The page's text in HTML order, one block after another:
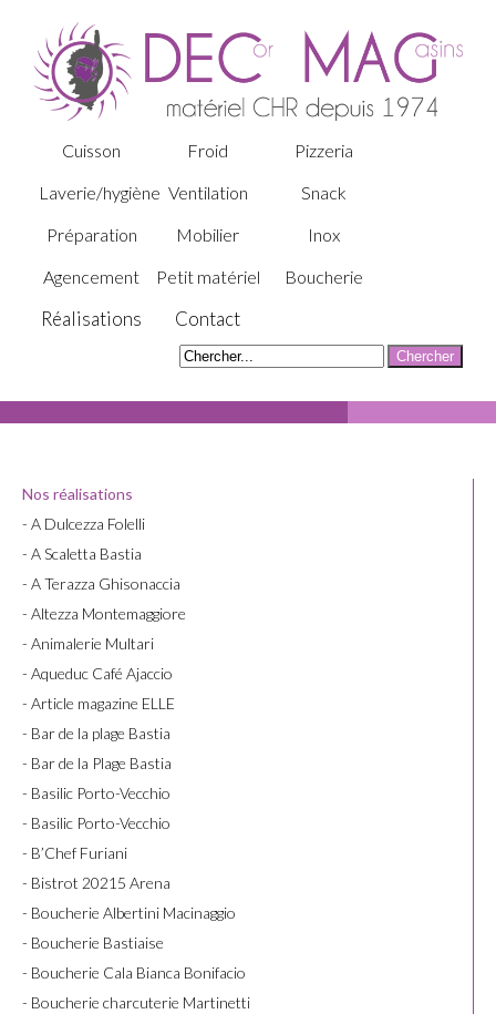
Cuisson Froid
Pizzeria
Laverie/hygiène Ventilation
Snack
Préparation
Mobilier
Inox
Agencement
Petit matériel Boucherie
Réalisations Contact
Nos réalisations
- A Dulcezza Folelli
- A Scaletta Bastia
- A Terazza Ghisonaccia
- Altezza Montemaggiore
- Animalerie Multari
- Aqueduc Café Ajaccio
- Article magazine ELLE
- Bar de la plage Bastia
- Bar de la Plage Bastia
- Basilic Porto-Vecchio
- Basilic Porto-Vecchio
- B’Chef Furiani
- Bistrot 20215 Arena
- Boucherie Albertini Macinaggio
- Boucherie Bastiaise
- Boucherie Cala Bianca Bonifacio
- Boucherie charcuterie Martinetti